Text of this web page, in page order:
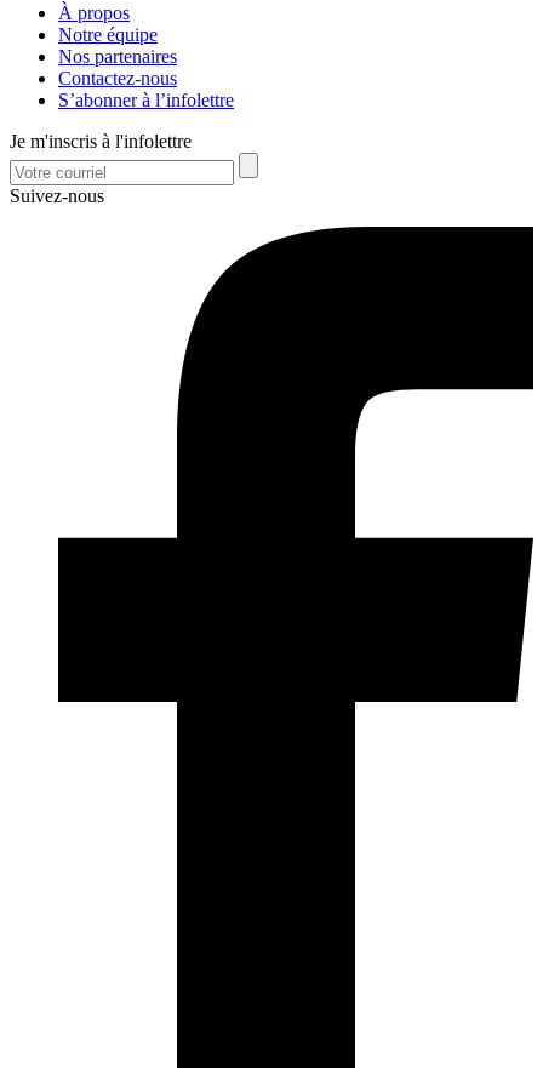
À propos
Notre équipe
Nos partenaires
Contactez-nous
S’abonner à l’infolettre
Je m'inscris à l'infolettre
Suivez-nous